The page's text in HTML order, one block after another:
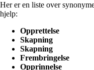
Her er en liste over
hjelp:
Opprettelse
Skapning
Skapning
Frembringelse
Opprinnelse